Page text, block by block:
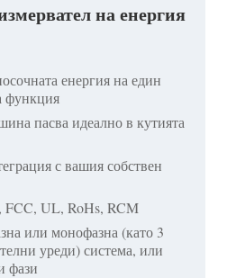
на енергия
енергия на един
функция
пасва идеално в кутията
с вашия собствен
FCC, UL, RoHs, RCM
или монофазна (като 3
уреди) система, или
фази